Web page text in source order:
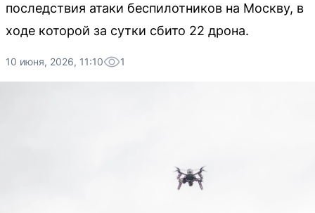
последствия атаки беспилотников на Москву, в
ходе которой за сутки сбито 22 дрона.
10 июня, 2026, 11:10 1